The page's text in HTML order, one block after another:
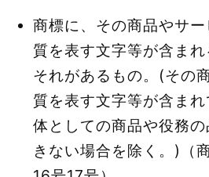
商標に、その商品やサ
質を表す文字等が含ま
それがあるもの。(その
質を表す文字等が含ま
体としての商品や役務
きない場合を除く。)（